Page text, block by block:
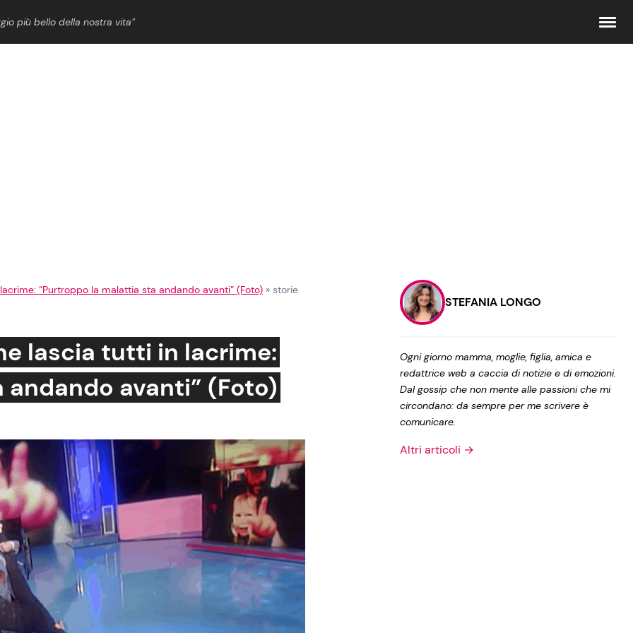
più bello della nostra vita”
Consigli di Cucina
Dolci
Le Ricette in TV
Primi Piatti
Ricette Facili e Veloci
Ricette Feste
Ricette per Bambini
Contattaci
Pubblicità
Privacy Policy
“Purtroppo la malattia sta andando avanti” (Foto) » storie
lascia tutti in lacrime:
avanti” (Foto)
STEFANIA LONGO
Ogni giorno mamma, moglie, figlia, amica e
redattrice web a caccia di notizie e di emozioni.
Dal gossip che non mente alle passioni che mi
circondano: da sempre per me scrivere è
comunicare.
Altri articoli →